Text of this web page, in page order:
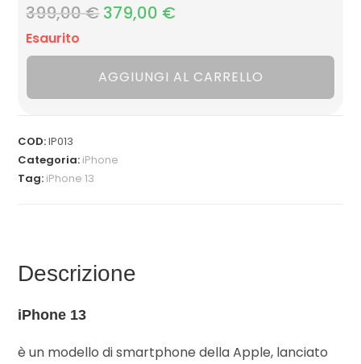
399,00€ Il
prezzo
originale
399,00 €.
379,00 €
prezzo
attuale
Esaurito
AGGIUNGI AL CARRELLO
COD:IP013
Categoria: iPhone
Tag: iPhone 13
Descrizione
iPhone 13
è un modello di smartphone della Apple, lanciato